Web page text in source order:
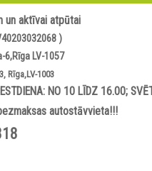
un aktīvai atpūtai
)
6,Rīga LV-1057
Rīga,LV-1003
NO 10 LĪDZ 16.00;
autostāvvieta!!!